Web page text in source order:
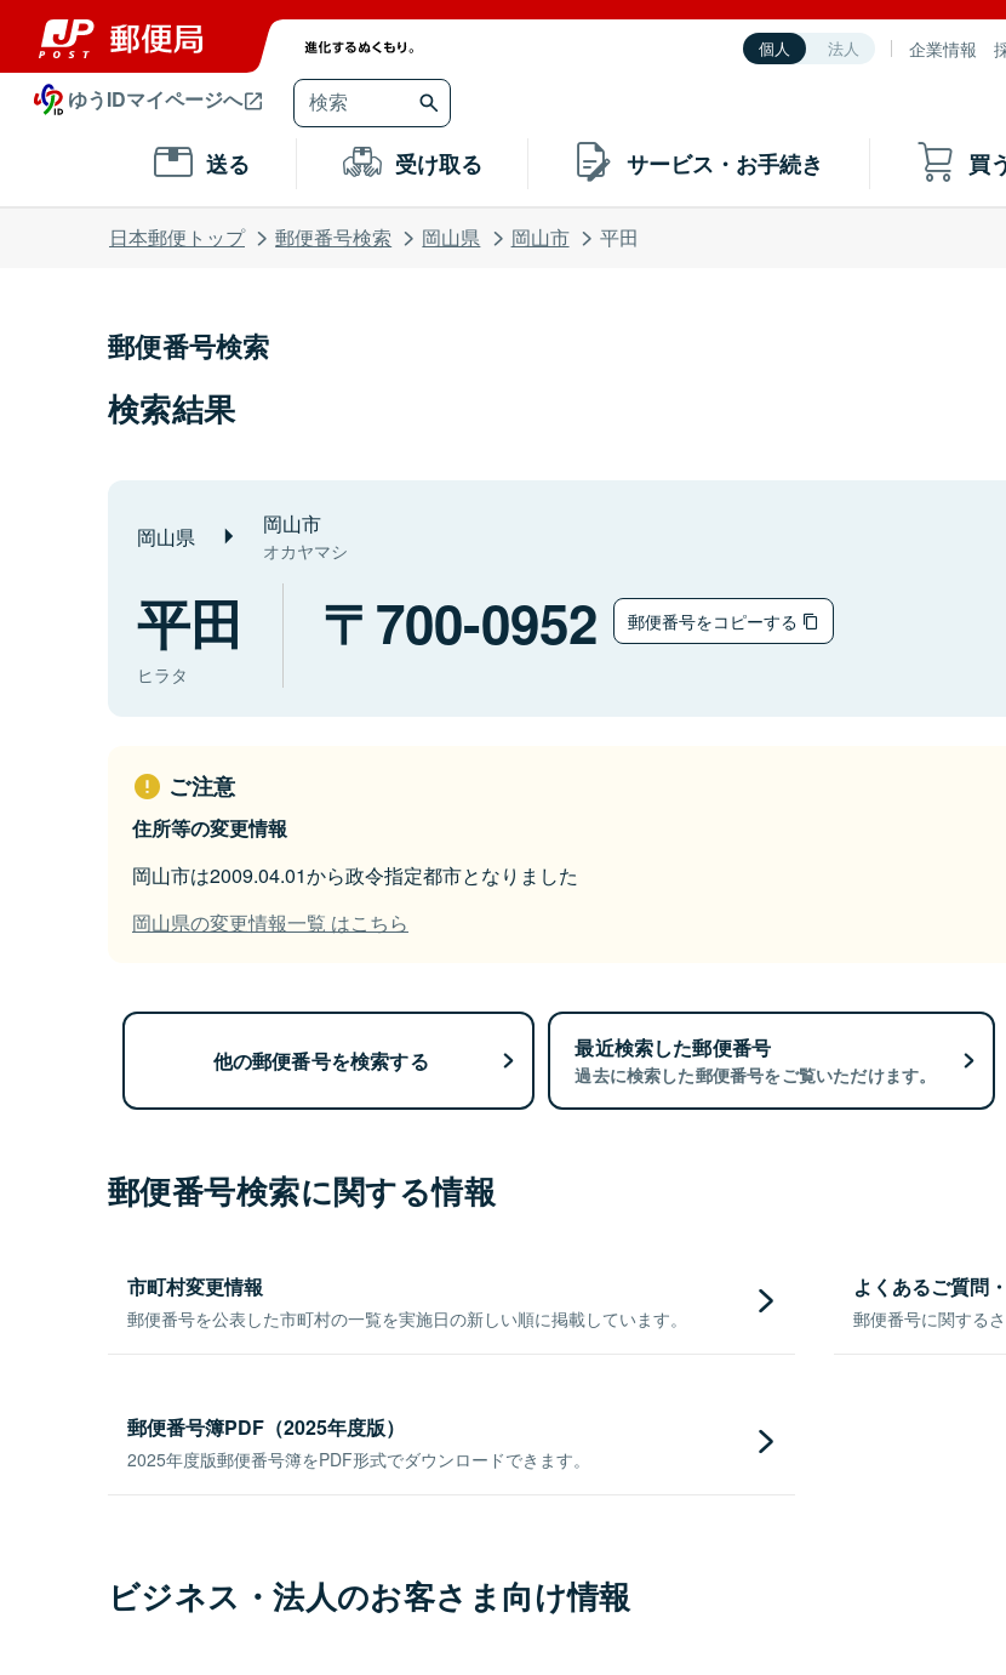
個人 法人 企業情報
ゆうIDマイページへ
送る 受け取る サービス・お手続き 買う
日本郵便トップ 郵便番号検索 岡山県 岡山市 平田
郵便番号検索
検索結果
岡山県 岡山市
オカヤマシ
平田
ヒラタ
700-0952 郵便番号をコピーする
ご注意
住所等の変更情報
岡山市は2009.04.01から政令指定都市となりました
岡山県の変更情報一覧 はこちら
他の郵便番号を検索する 最近検索した郵便番号
過去に検索した郵便番号をご覧いただけます。
郵便番号検索に関する情報
市町村変更情報
郵便番号を公表した市町村の一覧を実施日の新しい順に掲載しています。
よくあるご質問
郵便番号に関する
郵便番号簿PDF（2025年度版）
2025年度版郵便番号簿をPDF形式でダウンロードできます。
ビジネス・法人のお客さま向け情報